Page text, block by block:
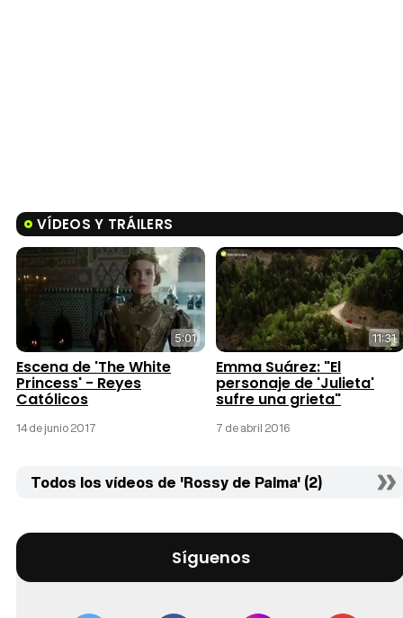
VÍDEOS Y TRÁILERS
5:01
Escena de 'The White
Princess' - Reyes
Católicos
14 de junio 2017
11:31
Emma Suárez: "El
personaje de 'Julieta'
sufre una grieta"
7 de abril 2016
Todos los vídeos de 'Rossy de Palma' (2)
Síguenos